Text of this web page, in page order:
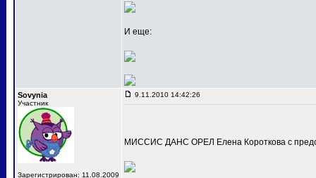
И еще:
Sovynia
Участник
Зарегистрирован: 11.08.2009
9.11.2010 14:42:26
МИССИС ДАНС ОРЕЛ Елена Короткова с